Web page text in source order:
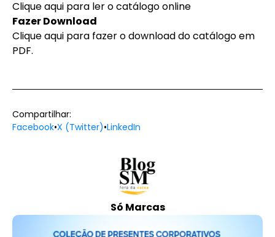
Só Marcas
Clique aqui para ler o catálogo online
Fazer Download
Clique aqui para fazer o download do catálogo em
PDF.
Compartilhar:
Facebook•X (Twitter)•LinkedIn